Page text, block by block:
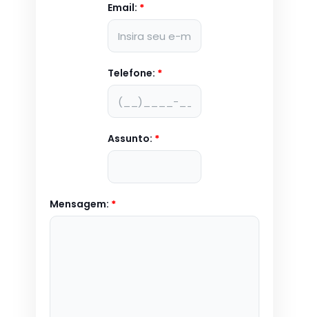
Email: *
Telefone: *
Assunto: *
Mensagem: *